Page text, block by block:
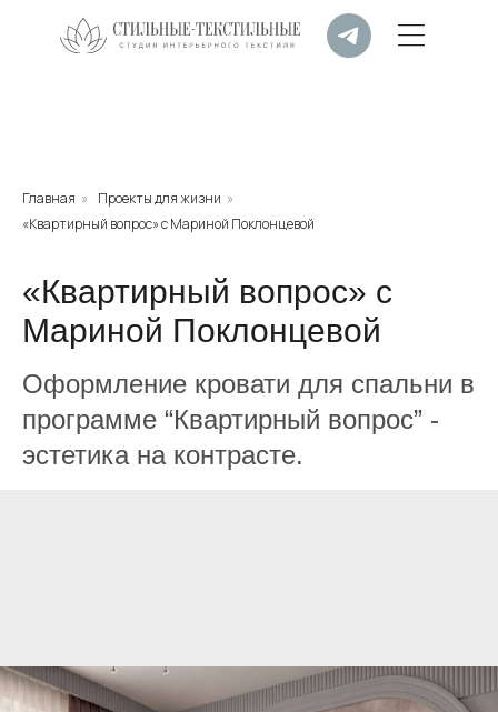
Главная » Проекты для жизни »
«Квартирный вопрос» с Мариной Поклонцевой
«Квартирный вопрос» с
Мариной Поклонцевой
Оформление кровати для спальни в
программе “Квартирный вопрос” -
эстетика на контрасте.